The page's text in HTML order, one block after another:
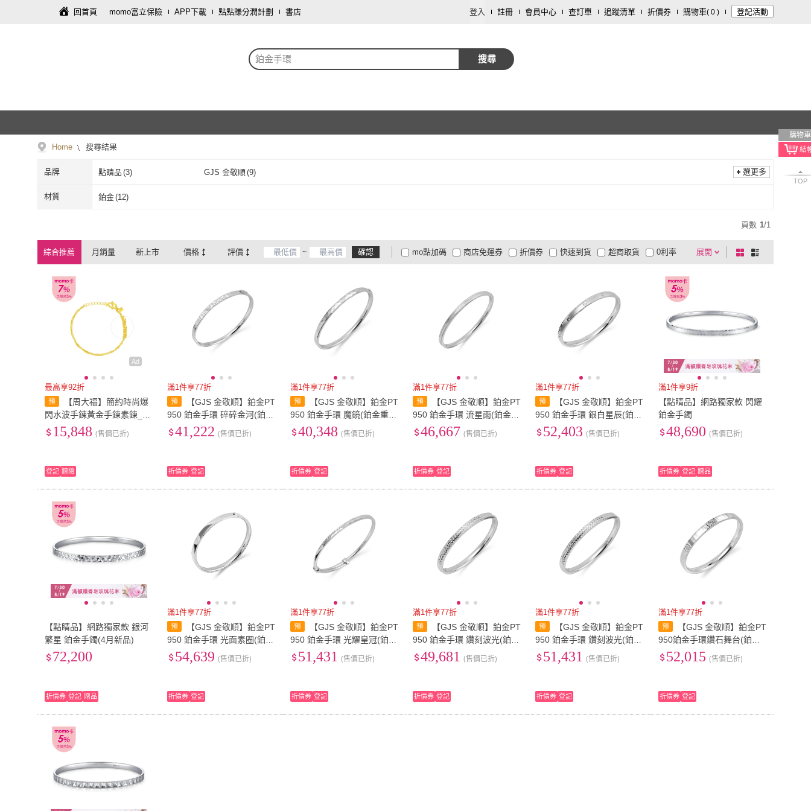
回首頁 momo富立保險 APP下載 點點賺分潤計劃 書店 登入 註冊 會員中心 查訂單 追蹤清單 折價券 購物車( 0 ) 登記活動
鉑金手環 搜尋
購物車
TOP
Home 搜尋結果
品牌 點睛品 (3) GJS 金敬順(9)
點睛品
選更多
材質 鉑金(12)
頁數 1/1
綜合推薦 月銷量 新上市 價格 評價 ~ 確認 展開
折價券
有影片
商品有量 電視購物
mo點加碼 快速到貨 超商取貨
大家電安心配
大家電快配
商店免運券 0利率
棋
盤
列
Ad
最高享92折
【周大福】簡約時尚爆
閃水波手鍊黃金手鍊素鍊_計
價黃金(鍊長15cm)
15,848 (售價已折)
登記 贈險
滿1件享77折
【GJS 金敬順】鉑金PT
950 鉑金手環 碎碎金河(鉑金
重:3.34錢+-0.03錢)
41,222 (售價已折)
折價券 登記
滿1件享77折
【GJS 金敬順】鉑金PT
950 鉑金手環 魔鏡(鉑金重:3.
25錢+-0.03錢)
40,348 (售價已折)
折價券 登記
滿1件享77折
【GJS 金敬順】鉑金PT
950 鉑金手環 流星雨(鉑金
重:3.90錢+-0.03錢)
46,667 (售價已折)
折價券 登記
滿1件享77折
【GJS 金敬順】鉑金PT
950 鉑金手環 銀白星辰(鉑金
重:4.44錢+-0.03錢)
52,403 (售價已折)
折價券 登記
滿1件享9折
【點睛品】網路獨家款 閃耀
鉑金手鐲
48,690 (售價已折)
折價券 登記 贈品
【點睛品】網路獨家款 銀河
繁星 鉑金手鐲(4月新品)
72,200
折價券 登記 贈品
滿1件享77折
【GJS 金敬順】鉑金PT
950 鉑金手環 光面素圈(鉑金
重:4.67錢+-0.03錢)
54,639 (售價已折)
折價券 登記
滿1件享77折
【GJS 金敬順】鉑金PT
950 鉑金手環 光耀皇冠(鉑金
重:4.34錢+-0.03錢)
51,431 (售價已折)
折價券 登記
滿1件享77折
【GJS 金敬順】鉑金PT
950 鉑金手環 鑽刻波光(鉑金
重:4.16錢+-0.03錢)
49,681 (售價已折)
折價券 登記
滿1件享77折
【GJS 金敬順】鉑金PT
950 鉑金手環 鑽刻波光(鉑金
重:4.34錢+-0.03錢)
51,431 (售價已折)
折價券 登記
滿1件享77折
【GJS 金敬順】鉑金PT
950鉑金手環鑽石舞台(鉑金
重:4.40錢+-0.03錢)
52,015 (售價已折)
折價券 登記